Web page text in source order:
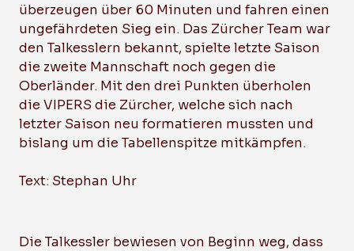
überzeugen über 60 Minuten und fahren einen
ungefährdeten Sieg ein. Das Zürcher Team war
den Talkesslern bekannt, spielte letzte Saison
die zweite Mannschaft noch gegen die
Oberländer. Mit den drei Punkten überholen
die VIPERS die Zürcher, welche sich nach
letzter Saison neu formatieren mussten und
bislang um die Tabellenspitze mitkämpfen.
Text: Stephan Uhr
Die Talkessler bewiesen von Beginn weg, dass